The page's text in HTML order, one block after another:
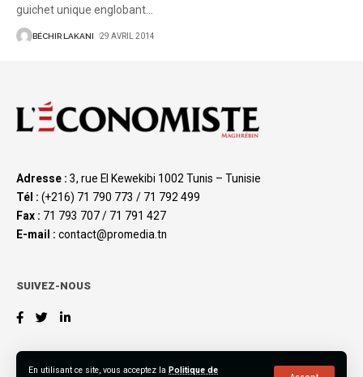
En utilisant ce site, vous acceptez la Politique de
guichet unique englobant
BÉCHIR LAKANI 29 AVRIL 2014
Adresse : 3, rue El Kewekibi 1002 Tunis – Tunisie
Tél : (+216) 71 790 773 / 71 792 499
Fax : 71 793 707 / 71 791 427
E-mail : contact@promedia.tn
SUIVEZ-NOUS